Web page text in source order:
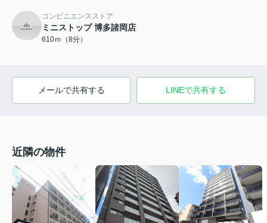
コンビニエンスストア
ミニストップ 博多諸岡店
610ｍ（8分）
メールで共有する LINEで共有する
近隣の物件